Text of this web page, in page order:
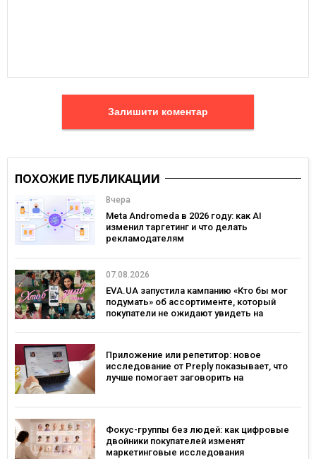
Залишити коментар
ПОХОЖИЕ ПУБЛИКАЦИИ
Вчера
Meta Andromeda в 2026 году: как AI
изменил таргетинг и что делать
рекламодателям
07.08.2026
EVA.UA запустила кампанию «Кто бы мог
подумать» об ассортименте, который
покупатели не ожидают увидеть на
Приложение или репетитор: новое
исследование от Preply показывает, что
лучше помогает заговорить на
Фокус-группы без людей: как цифровые
двойники покупателей изменят
маркетинговые исследования